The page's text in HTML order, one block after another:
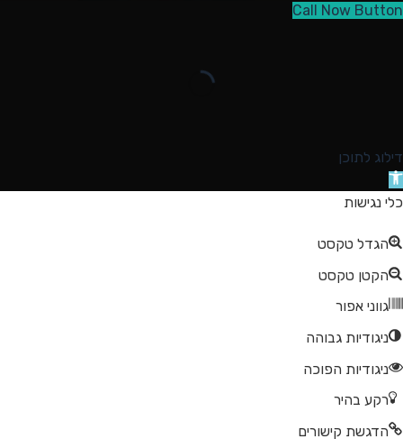
Call Now Button
דילוג לתוכן
פתח
סרגל
כלי נגישות
הגדל טקסט
הקטן טקסט
גווני אפור
ניגודיות גבוהה
ניגודיות הפוכה
רקע בהיר
הדגשת קישורים